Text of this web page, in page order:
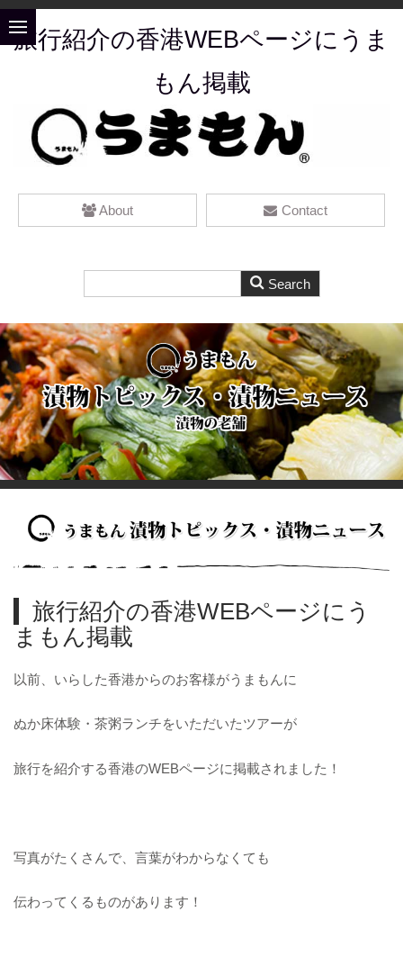
旅行紹介の香港WEBページにうま
もん掲載
About Contact
旅行紹介の香港WEBページにう
まもん掲載
以前、いらした香港からのお客様がうまもんに
ぬか床体験・茶粥ランチをいただいたツアーが
旅行を紹介する香港のWEBページに掲載されました！
写真がたくさんで、言葉がわからなくても
伝わってくるものがあります！